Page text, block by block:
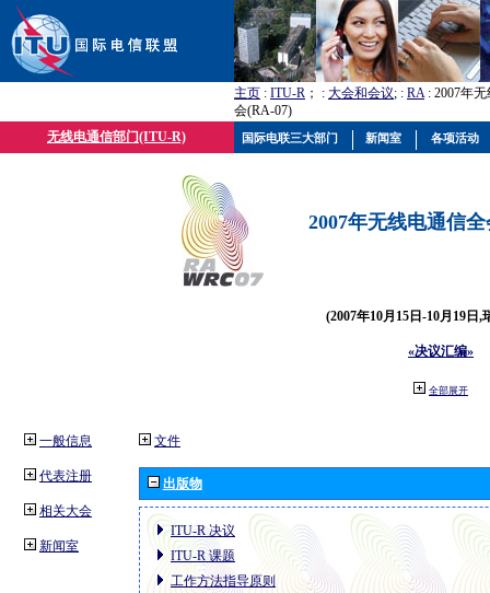
主页 : ITU-R ； : 大会和会议; : RA: 2007年
会(RA-07)
无线电通信部门(ITU-R)
2007年无线电通信
(2007年10月15日-10月19日,
«决议汇编»
全部展开
一般信息
代表注册
相关大会
新闻室
文件
出版物
ITU-R 决议
ITU-R 课题
工作方法指导原则
国际电联三大部门 新闻室 各项活动